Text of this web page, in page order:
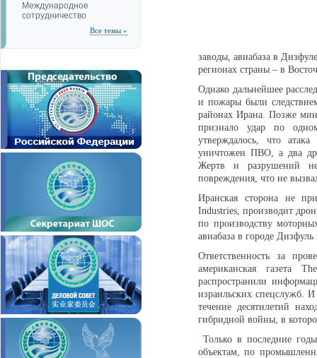
Международное
сотрудничество
Все темы »
заводы, авиабаза в
регионах страны – в
Однако дальнейшее
и пожары были
районах Ирана. Позже
признало удар по
утверждалось, что
уничтожен ПВО, а два
Жертв и разрушений не
повреждения, что не
Иранская сторона не
Industries, производит
по производству
авиабаза в городе
Ответственность за
американская газета
распространили
израильских спецслужб.
течение десятилетий
гибридной войны, в
Только в последние
объектам, по